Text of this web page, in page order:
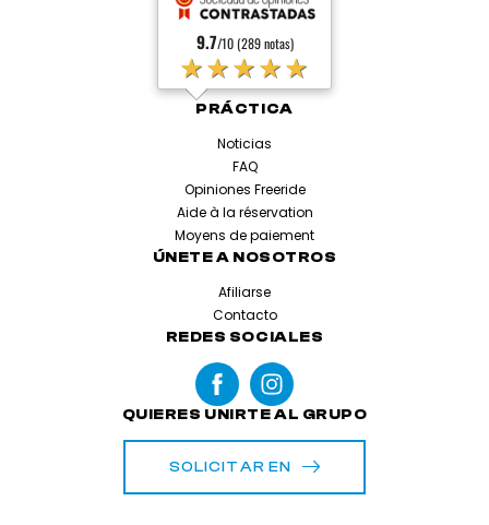
9.7/10 (289 notas)
★★★★★
PRÁCTICA
Noticias
FAQ
Opiniones Freeride
Aide à la réservation
Moyens de paiement
ÚNETE A NOSOTROS
Afiliarse
Contacto
REDES SOCIALES
QUIERES UNIRTE AL GRUPO
SOLICITAR EN